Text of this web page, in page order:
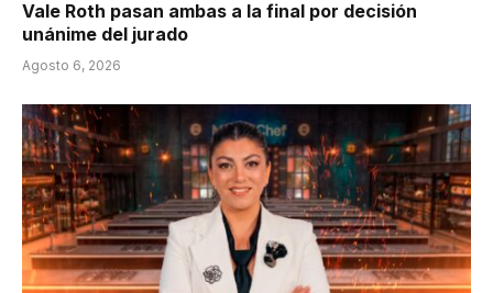
Vale Roth pasan ambas a la final por decisión
unánime del jurado
Agosto 6, 2026